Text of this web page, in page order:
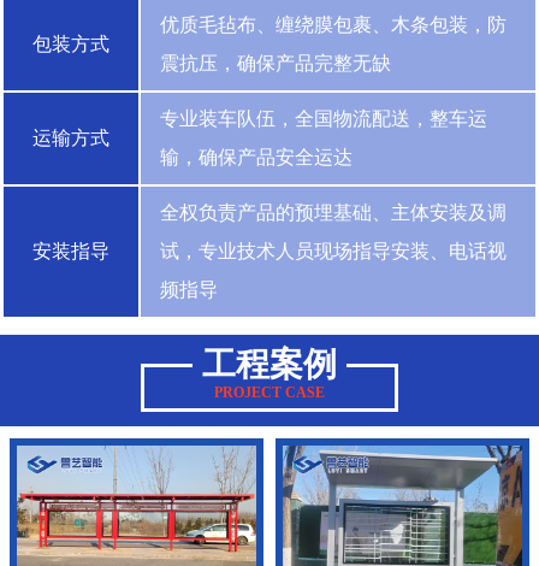
包装方式
优质毛毡布、缠绕膜包裹、木条包装，防
震抗压，确保产品完整无缺
运输方式
专业装车队伍，全国物流配送，整车运
输，确保产品安全运达
安装指导
全权负责产品的预埋基础、主体安装及调
试，专业技术人员现场指导安装、电话视
频指导
工程案例
PROJECT CASE